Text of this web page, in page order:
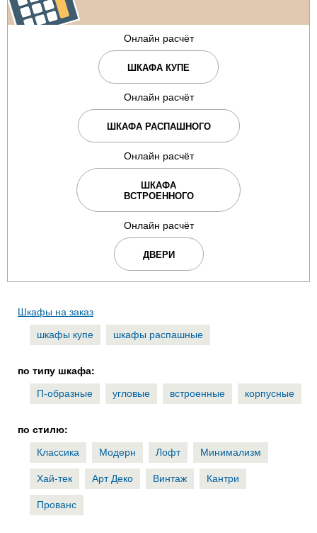
Онлайн расчёт
ШКАФА КУПЕ
Онлайн расчёт
ШКАФА РАСПАШНОГО
Онлайн расчёт
ШКАФА
ВСТРОЕННОГО
Онлайн расчёт
ДВЕРИ
Шкафы на заказ
шкафы купе
шкафы распашные
по типу шкафа:
П-образные
угловые встроенные корпусные
по стилю:
Классика
Модерн Лофт
Минимализм
Хай-тек
Арт Деко Винтаж
Кантри
Прованс